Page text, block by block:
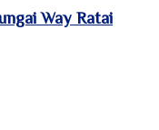
Way Ratai